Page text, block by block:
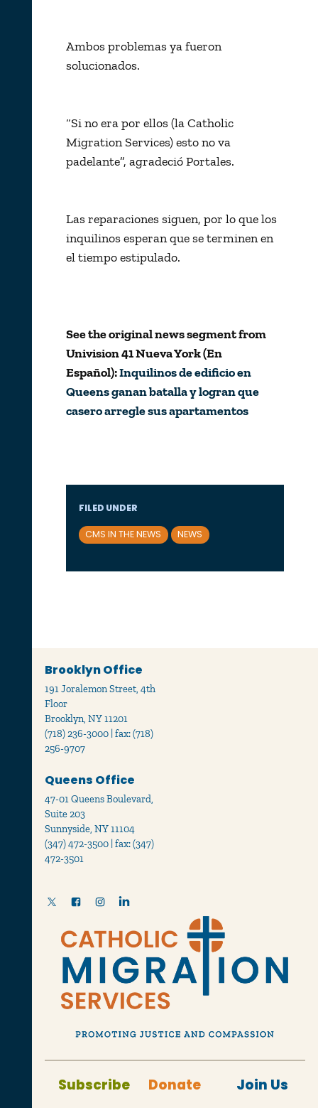
Ambos problemas ya fueron
solucionados.
“Si no era por ellos (la Catholic
Migration Services) esto no va
padelante”, agradeció Portales.
Las reparaciones siguen, por lo que los
inquilinos esperan que se terminen en
el tiempo estipulado.
See the original news segment from
Univision 41 Nueva York (En
Español):Inquilinos de edificio en
Queens ganan batalla y logran que
casero arregle sus apartamentos
FILED UNDER
CMS IN THE NEWS NEWS
Brooklyn Office
191 Joralemon Street, 4th
Floor
Brooklyn, NY 11201
(718) 236-3000 | fax: (718)
256-9707
Queens Office
47-01 Queens Boulevard,
Suite 203
Sunnyside, NY 11104
(347) 472-3500 | fax: (347)
472-3501
Subscribe Donate Join Us